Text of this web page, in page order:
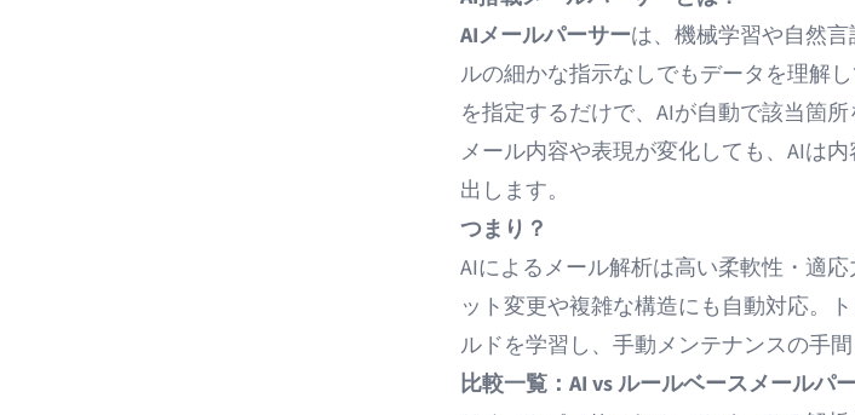
AIメールパーサーは、機械学習や自然
ルの細かな指示なしでもデータを理解
を指定するだけで、AIが自動で該当箇所
メール内容や表現が変化しても、AIは
出します。
つまり？
AIによるメール解析は高い柔軟性・適
ット変更や複雑な構造にも自動対応。
ルドを学習し、手動メンテナンスの手間
比較一覧：AI vs ルールベースメールパ